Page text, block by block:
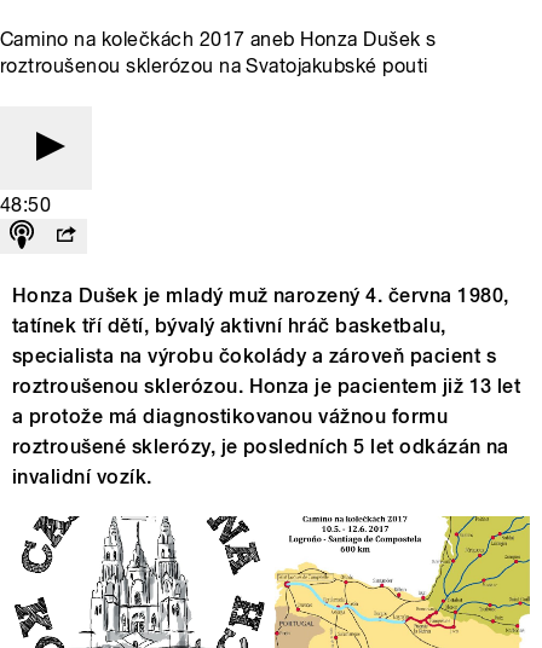
Camino na kolečkách 2017 aneb Honza Dušek s
roztroušenou sklerózou na Svatojakubské pouti
48:50
Honza Dušek je mladý muž narozený 4. června 1980,
tatínek tří dětí, bývalý aktivní hráč basketbalu,
specialista na výrobu čokolády a zároveň pacient s
roztroušenou sklerózou. Honza je pacientem již 13 let
a protože má diagnostikovanou vážnou formu
roztroušené sklerózy, je posledních 5 let odkázán na
invalidní vozík.